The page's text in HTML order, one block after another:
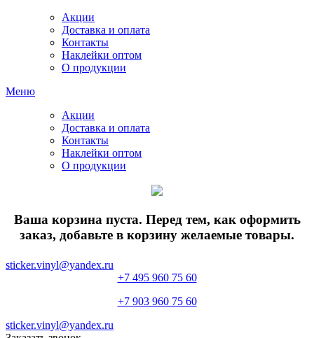
Акции
Доставка и оплата
Контакты
Наклейки оптом
О продукции
Меню
Акции
Доставка и оплата
Контакты
Наклейки оптом
О продукции
Ваша корзина пуста. Перед тем, как оформить
заказ, добавьте в корзину желаемые товары.
sticker.vinyl@yandex.ru
+7 495 960 75 60
+7 903 960 75 60
sticker.vinyl@yandex.ru